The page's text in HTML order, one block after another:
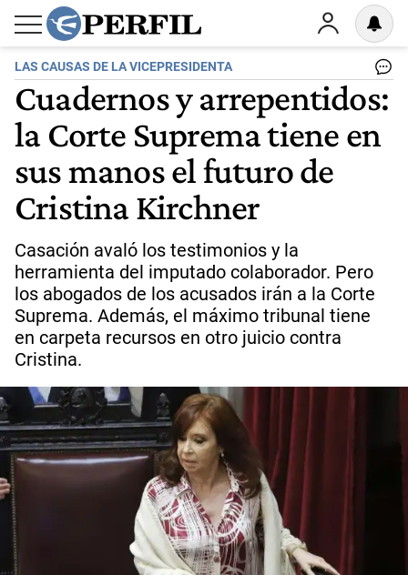
LAS CAUSAS DE LA VICEPRESIDENTA
Cuadernos y arrepentidos:
la Corte Suprema tiene en
sus manos el futuro de
Cristina Kirchner
Casación avaló los testimonios y la
herramienta del imputado colaborador. Pero
los abogados de los acusados irán a la Corte
Suprema. Además, el máximo tribunal tiene
en carpeta recursos en otro juicio contra
Cristina.